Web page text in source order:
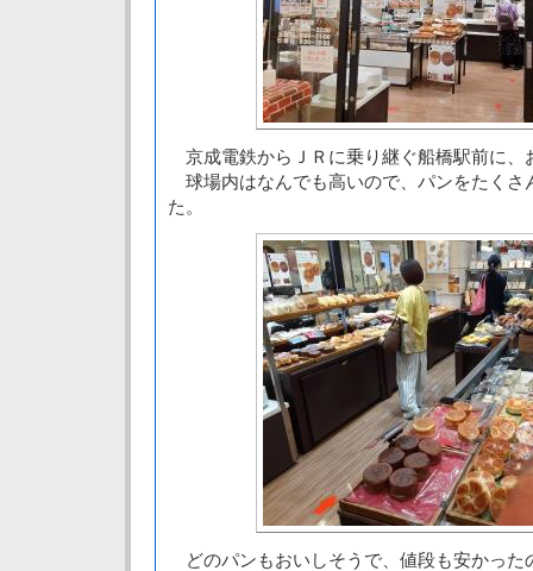
京成電鉄からＪＲに乗り継ぐ船橋駅前に、
球場内はなんでも高いので、パンをたくさ
た。
どのパンもおいしそうで、値段も安かった